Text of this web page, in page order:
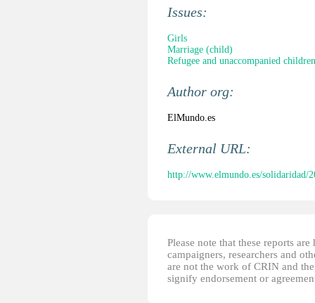
Issues:
Girls
Marriage (child)
Refugee and unaccompanied children
Author org:
ElMundo.es
External URL:
http://www.elmundo.es/solidaridad/
Please note that these reports
campaigners, researchers and
are not the work of CRIN and
signify endorsement or